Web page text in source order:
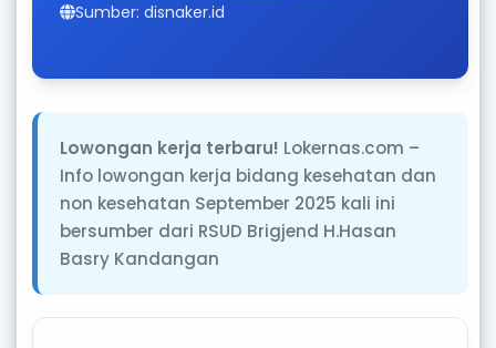
Sumber: disnaker.id
Lowongan kerja terbaru! Lokernas.com –
Info lowongan kerja bidang kesehatan dan
non kesehatan September 2025 kali ini
bersumber dari RSUD Brigjend H.Hasan
Basry Kandangan